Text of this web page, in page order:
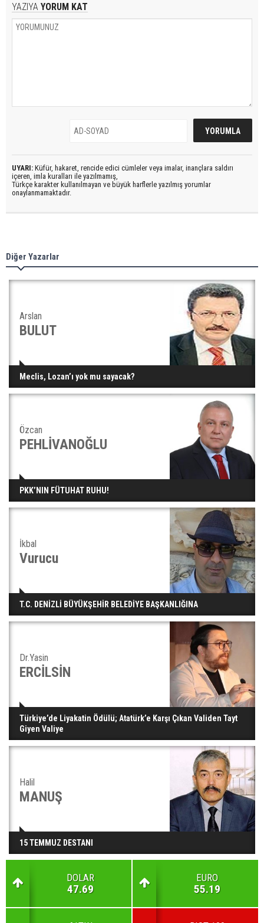
YAZIYA YORUM KAT
UYARI: Küfür, hakaret, rencide edici cümleler veya imalar, inançlara saldırı
içeren, imla kuralları ile yazılmamış,
Türkçe karakter kullanılmayan ve büyük harflerle yazılmış yorumlar
onaylanmamaktadır.
Diğer Yazarlar
Arslan
BULUT
Meclis, Lozan’ı yok mu sayacak?
Özcan
PEHLİVANOĞLU
PKK’NIN FÜTUHAT RUHU!
İkbal
Vurucu
T.C. DENİZLİ BÜYÜKŞEHİR BELEDİYE BAŞKANLIĞINA
Dr.Yasin
ERCİLSİN
Türkiye’de Liyakatin Ödülü; Atatürk’e Karşı Çıkan Validen Tayt
Giyen Valiye
Halil
MANUŞ
15 TEMMUZ DESTANI
DOLAR
47.69
EURO
55.19